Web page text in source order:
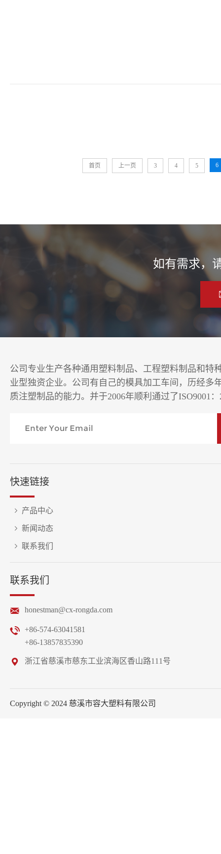
首页 上一页 3 4 5 6
如有需求，
公司专业生产各种通用塑料制品、工程塑料制品和特
业型独资企业。公司有自己的模具加工车间，历经多
质注塑制品的能力。并于2006年顺利通过了ISO9001
快速链接
产品中心
新闻动态
联系我们
联系我们
honestman@cx-rongda.com
+86-574-63041581
+86-13857835390
浙江省慈溪市慈东工业滨海区香山路111号
Copyright © 2024 慈溪市容大塑料有限公司